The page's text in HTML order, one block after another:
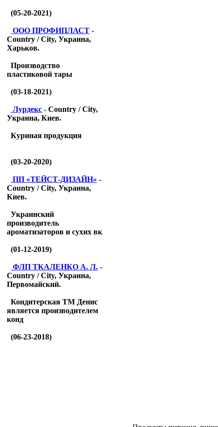
(05-20-2021)
ООО ПРОФИПЛАСТ -
Country / City, Украина,
Харьков.
Производство
пластиковой тары
(03-18-2021)
Лурдекс - Country / City,
Украина, Киев.
Куриная продукция
(03-20-2020)
ПП «ТЕЙСТ-ДИЗАЙН» -
Country / City, Украина,
Киев.
Украинский
производитель
ароматизаторов и сухих вк
(01-12-2019)
ФЛП ТКАЛЕНКО А. Л. -
Country / City, Украина,
Первомайский.
Кондитерская ТМ Денис
является производителем
конд
(06-23-2018)